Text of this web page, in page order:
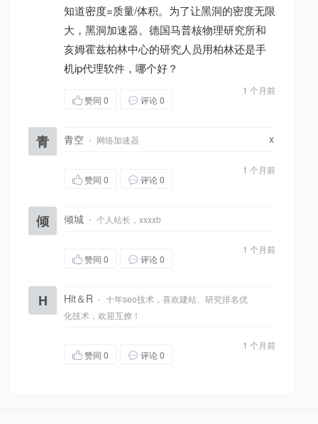
知道密度=质量/体积。为了让黑洞的密度无限
大，黑洞加速器。德国马普核物理研究所和
亥姆霍兹柏林中心的研究人员用柏林还是手
机ip代理软件，哪个好？
1 个月前
赞同 0 评论 0
青 青空 · 网络加速器 x
1 个月前
赞同 0 评论 0
倾 倾城 · 个人站长，xxxxb
1 个月前
赞同 0 评论 0
H Hit＆R · 十年seo技术，喜欢建站、研究排名优
化技术，欢迎互撩！
1 个月前
赞同 0 评论 0